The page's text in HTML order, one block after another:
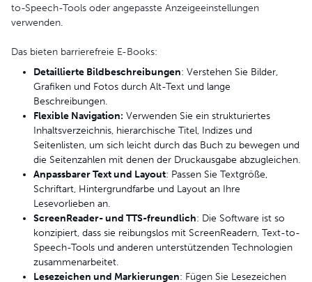
to-Speech-Tools oder angepasste Anzeigeeinstellungen
verwenden.
Das bieten barrierefreie E-Books:
Detaillierte Bildbeschreibungen: Verstehen Sie Bilder,
Grafiken und Fotos durch Alt-Text und lange
Beschreibungen.
Flexible Navigation: Verwenden Sie ein strukturiertes
Inhaltsverzeichnis, hierarchische Titel, Indizes und
Seitenlisten, um sich leicht durch das Buch zu bewegen und
die Seitenzahlen mit denen der Druckausgabe abzugleichen.
Anpassbarer Text und Layout: Passen Sie Textgröße,
Schriftart, Hintergrundfarbe und Layout an Ihre
Lesevorlieben an.
ScreenReader- und TTS-freundlich: Die Software ist so
konzipiert, dass sie reibungslos mit ScreenReadern, Text-to-
Speech-Tools und anderen unterstützenden Technologien
zusammenarbeitet.
Lesezeichen und Markierungen: Fügen Sie Lesezeichen